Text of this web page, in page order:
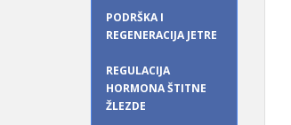
PODRŠKA I
REGENERACIJA JETRE
REGULACIJA
HORMONA ŠTITNE
ŽLEZDE